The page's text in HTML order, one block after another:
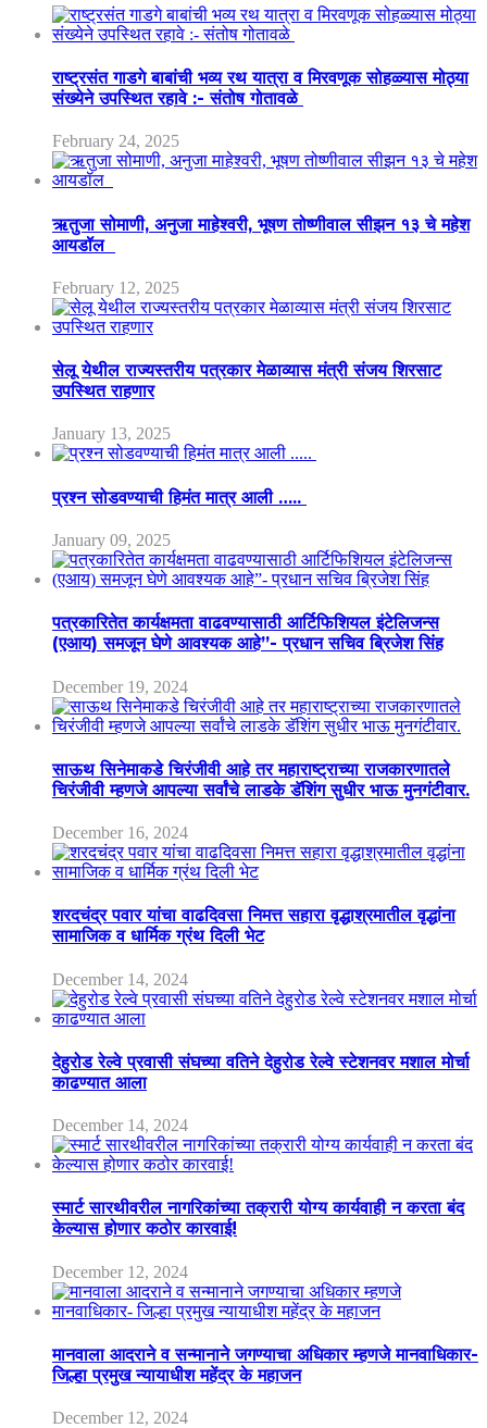
राष्ट्रसंत गाडगे बाबांची भव्य रथ यात्रा व मिरवणूक सोहळ्यास मोठ्या
संख्येने उपस्थित रहावे :- संतोष गोतावळे
February 24, 2025
ऋतुजा सोमाणी, अनुजा माहेश्वरी, भूषण तोष्णीवाल सीझन १३ चे महेश
आयडॉल
February 12, 2025
सेलू येथील राज्यस्तरीय पत्रकार मेळाव्यास मंत्री संजय शिरसाट
उपस्थित राहणार
January 13, 2025
प्रश्न सोडवण्याची हिमंत मात्र आली …..
January 09, 2025
पत्रकारितेत कार्यक्षमता वाढवण्यासाठी आर्टिफिशियल इंटेलिजन्स
(एआय) समजून घेणे आवश्यक आहे”- प्रधान सचिव ब्रिजेश सिंह
December 19, 2024
साऊथ सिनेमाकडे चिरंजीवी आहे तर महाराष्ट्राच्या राजकारणातले
चिरंजीवी म्हणजे आपल्या सर्वांचे लाडके डॅशिंग सुधीर भाऊ मुनगंटीवार.
December 16, 2024
शरदचंद्र पवार यांचा वाढदिवसा निमत्त सहारा वृद्धाश्रमातील वृद्धांना
सामाजिक व धार्मिक ग्रंथ दिली भेट
December 14, 2024
देहुरोड रेल्वे प्रवासी संघच्या वतिने देहुरोड रेल्वे स्टेशनवर मशाल मोर्चा
काढण्यात आला
December 14, 2024
स्मार्ट सारथीवरील नागरिकांच्या तक्रारी योग्य कार्यवाही न करता बंद
केल्यास होणार कठोर कारवाई!
December 12, 2024
मानवाला आदराने व सन्मानाने जगण्याचा अधिकार म्हणजे मानवाधिकार-
जिल्हा प्रमुख न्यायाधीश महेंद्र के महाजन
December 12, 2024